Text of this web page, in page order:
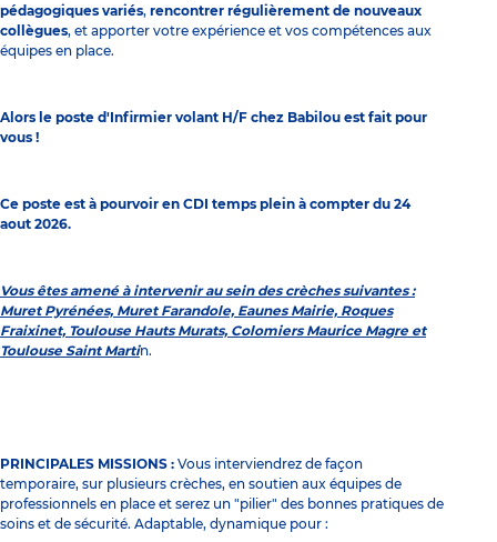
pédagogiques variés, rencontrer régulièrement de nouveaux
collègues, et apporter votre expérience et vos compétences aux
équipes en place.
Alors le poste d'Infirmier volant H/F chez Babilou est fait pour
vous !
Ce poste est à pourvoir en CDI temps plein à compter du 24
aout 2026.
Vous êtes amené à intervenir au sein des crèches suivantes :
Muret Pyrénées, Muret Farandole, Eaunes Mairie, Roques
Fraixinet, Toulouse Hauts Murats, Colomiers Maurice Magre et
Toulouse Saint Martin.
PRINCIPALES MISSIONS : Vous interviendrez de façon
temporaire, sur plusieurs crèches, en soutien aux équipes de
professionnels en place et serez un "pilier" des bonnes pratiques de
soins et de sécurité. Adaptable, dynamique pour :